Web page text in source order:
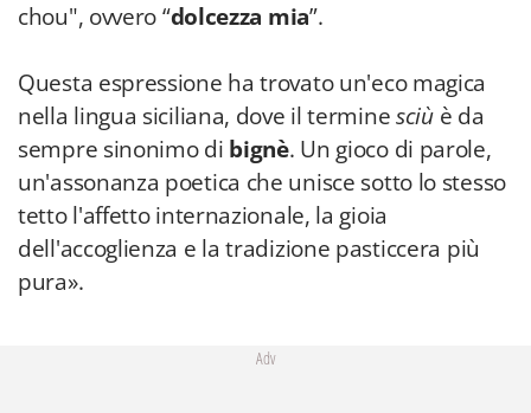
chou", ovvero “dolcezza mia”.
Questa espressione ha trovato un'eco magica
nella lingua siciliana, dove il terminesciùè da
sempre sinonimo di bignè. Un gioco di parole,
un'assonanza poetica che unisce sotto lo stesso
tetto l'affetto internazionale, la gioia
dell'accoglienza e la tradizione pasticcera più
pura».
Adv